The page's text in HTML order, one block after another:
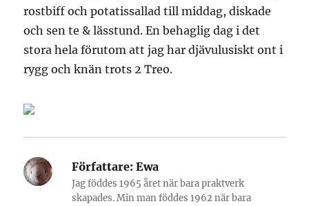
rostbiff och potatissallad till middag, diskade
och sen te & lässtund. En behaglig dag i det
stora hela förutom att jag har djävulusiskt ont i
rygg och knän trots 2 Treo.
Författare: Ewa
Jag föddes 1965 året när bara praktverk
skapades. Min man föddes 1962 när bara